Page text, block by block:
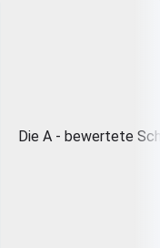
Die A - bewertete